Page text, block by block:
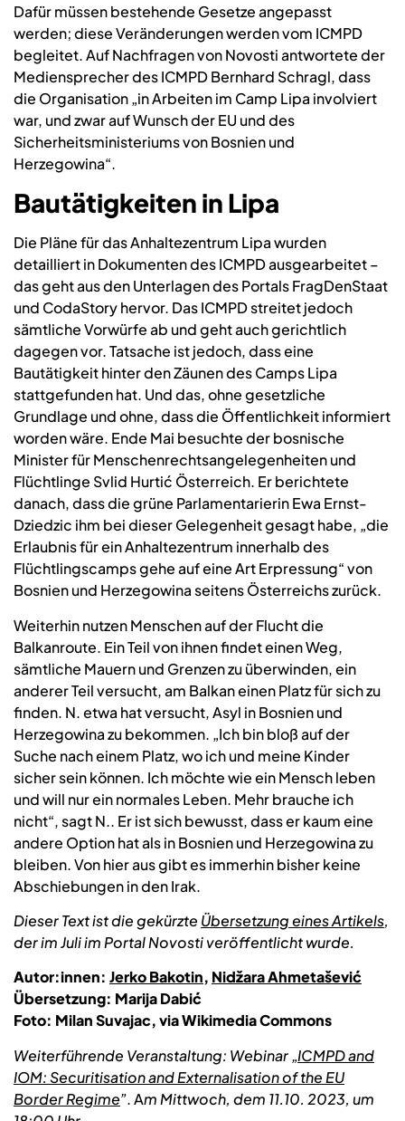
Dafür müssen bestehende Gesetze angepasst
werden; diese Veränderungen werden vom ICMPD
begleitet. Auf Nachfragen von Novosti antwortete der
Mediensprecher des ICMPD Bernhard Schragl, dass
die Organisation „in Arbeiten im Camp Lipa involviert
war, und zwar auf Wunsch der EU und des
Sicherheitsministeriums von Bosnien und
Herzegowina“.
Bautätigkeiten in Lipa
Die Pläne für das Anhaltezentrum Lipa wurden
detailliert in Dokumenten des ICMPD ausgearbeitet –
das geht aus den Unterlagen des Portals FragDenStaat
und CodaStory hervor. Das ICMPD streitet jedoch
sämtliche Vorwürfe ab und geht auch gerichtlich
dagegen vor. Tatsache ist jedoch, dass eine
Bautätigkeit hinter den Zäunen des Camps Lipa
stattgefunden hat. Und das, ohne gesetzliche
Grundlage und ohne, dass die Öffentlichkeit informiert
worden wäre. Ende Mai besuchte der bosnische
Minister für Menschenrechtsangelegenheiten und
Flüchtlinge Svlid Hurtić Österreich. Er berichtete
danach, dass die grüne Parlamentarierin Ewa Ernst-
Dziedzic ihm bei dieser Gelegenheit gesagt habe, „die
Erlaubnis für ein Anhaltezentrum innerhalb des
Flüchtlingscamps gehe auf eine Art Erpressung“ von
Bosnien und Herzegowina seitens Österreichs zurück.
Weiterhin nutzen Menschen auf der Flucht die
Balkanroute. Ein Teil von ihnen findet einen Weg,
sämtliche Mauern und Grenzen zu überwinden, ein
anderer Teil versucht, am Balkan einen Platz für sich zu
finden. N. etwa hat versucht, Asyl in Bosnien und
Herzegowina zu bekommen. „Ich bin bloß auf der
Suche nach einem Platz, wo ich und meine Kinder
sicher sein können. Ich möchte wie ein Mensch leben
und will nur ein normales Leben. Mehr brauche ich
nicht“, sagt N.. Er ist sich bewusst, dass er kaum eine
andere Option hat als in Bosnien und Herzegowina zu
bleiben. Von hier aus gibt es immerhin bisher keine
Abschiebungen in den Irak.
Dieser Text ist die gekürzte Übersetzung eines Artikels,
der im Juli im Portal Novosti veröffentlicht wurde.
Autor:innen: Jerko Bakotin, Nidžara Ahmetašević
Übersetzung: Marija Dabić
Foto: Milan Suvajac, via Wikimedia Commons
Weiterführende Veranstaltung: Webinar „ICMPD and
IOM: Securitisation and Externalisation of the EU
Border Regime”. Am Mittwoch, dem 11.10. 2023, um